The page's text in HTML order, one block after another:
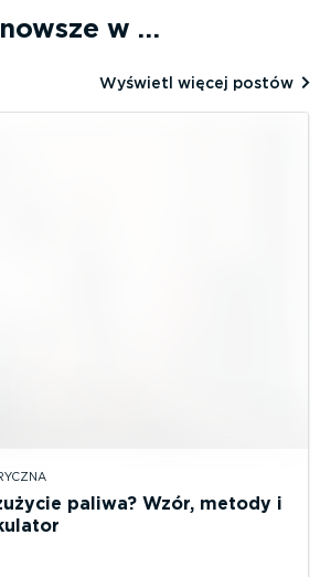
w …
Wyświetl więcej postów
paliwa? Wzór, metody i